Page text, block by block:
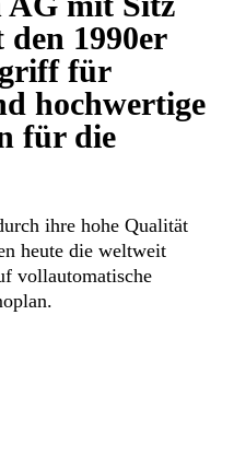
den 1990er
für
hochwertige
für die
ihre hohe Qualität
heute die weltweit
vollautomatische